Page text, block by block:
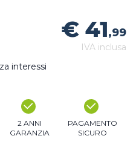
€ 41,99
IVA inclusa
interessi
2 ANNI
GARANZIA
PAGAMENTO
SICURO